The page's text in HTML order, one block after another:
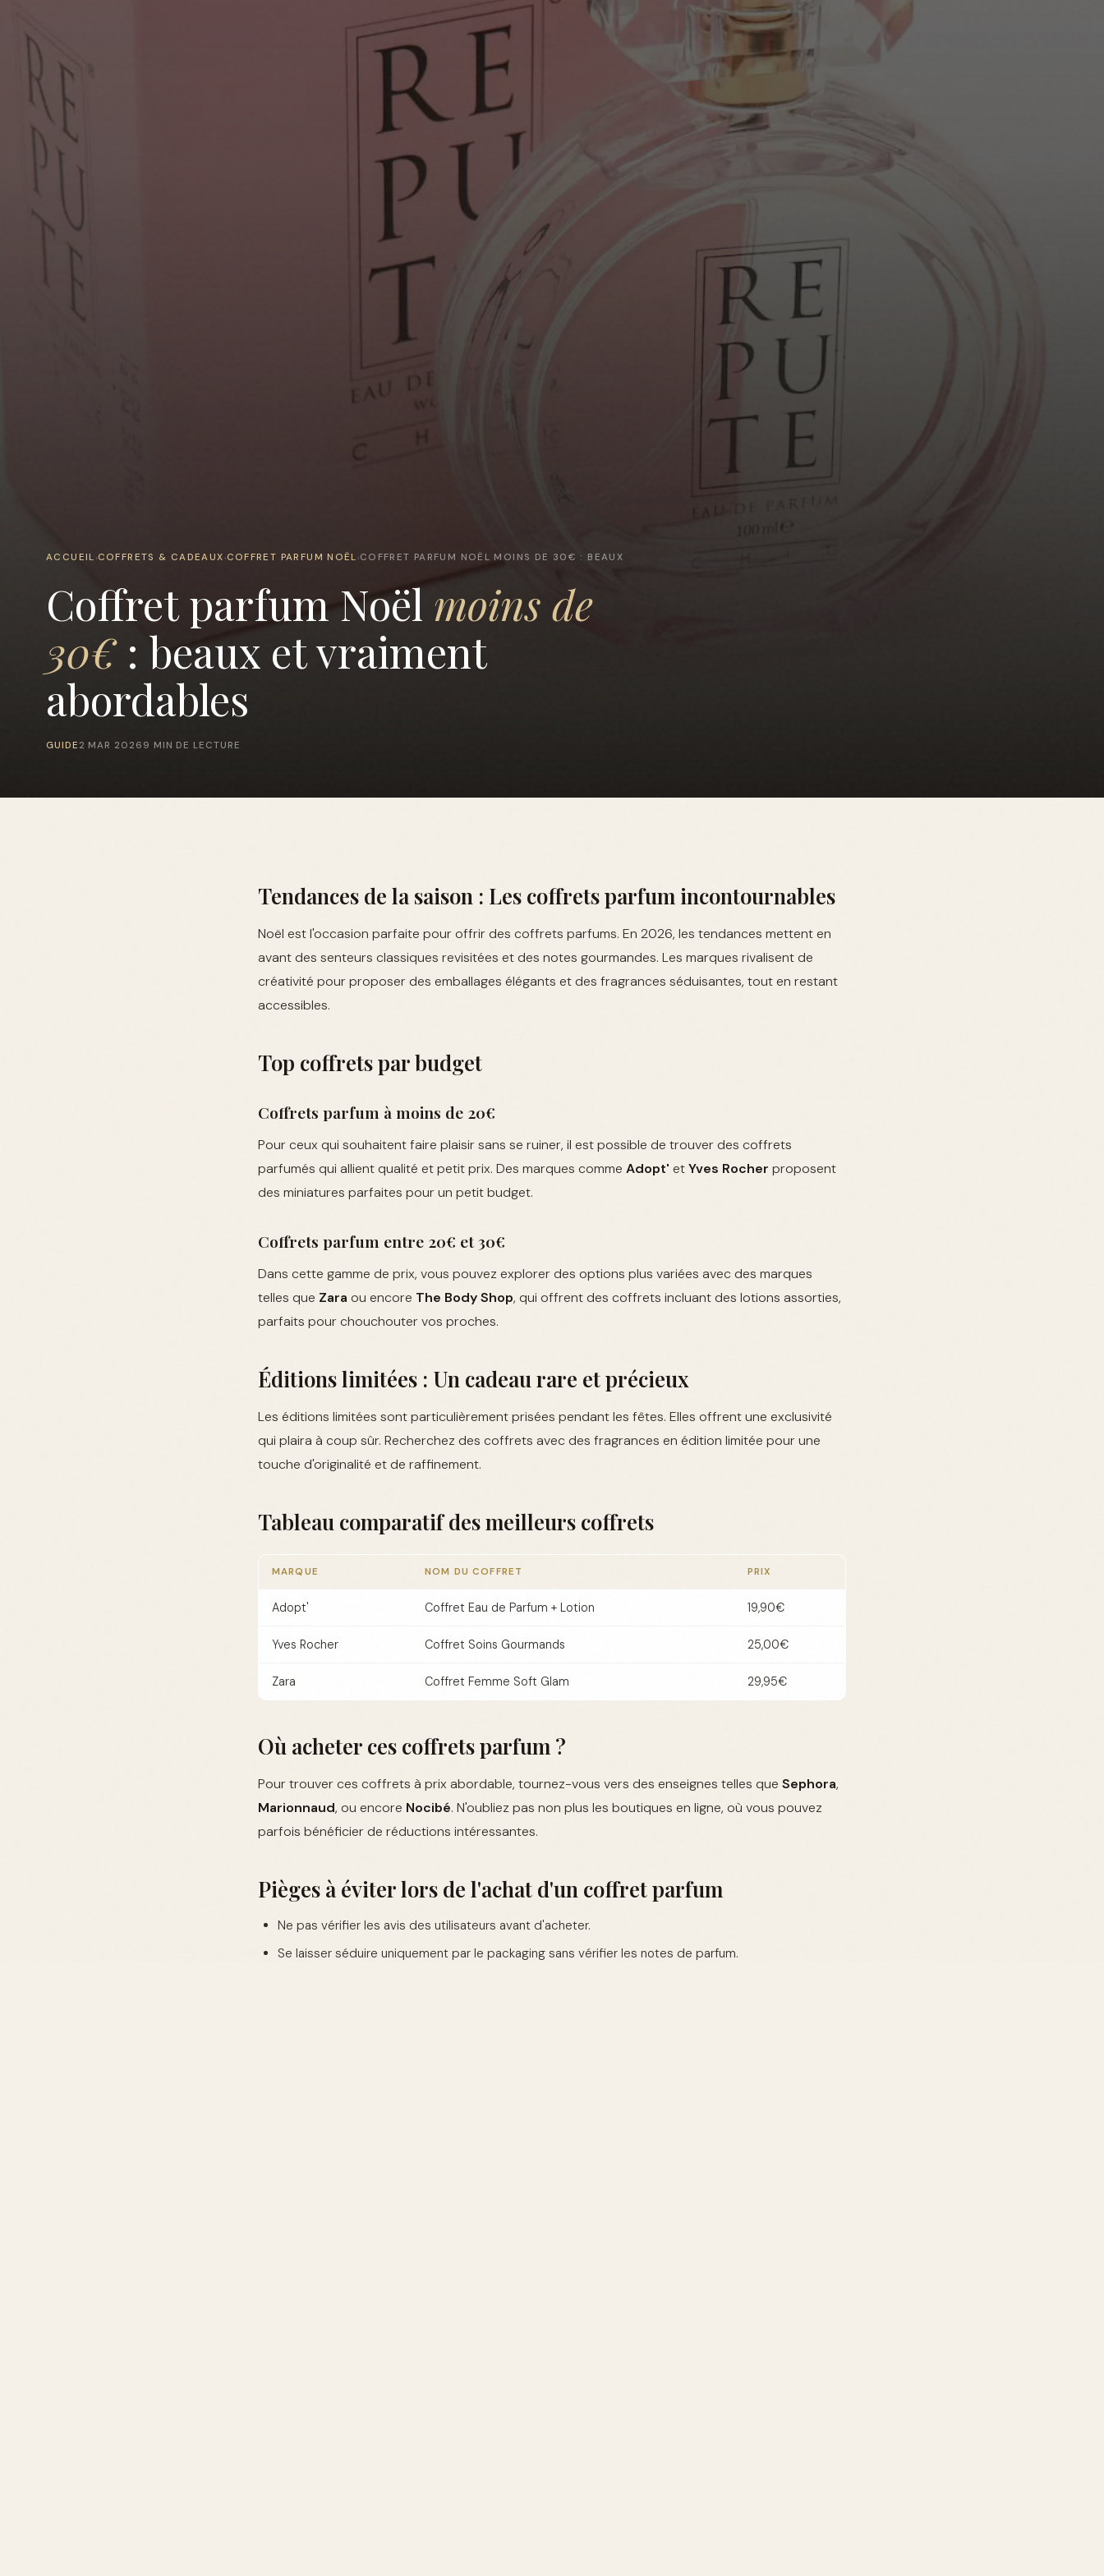
ACCUEIL ›COFFRETS & CADEAUX ›COFFRET PARFUM NOËL ›COFFRET PARFUM NOËL MOINS DE 30€ : BEAUX
Coffret parfum Noël moins de
30€: beaux et vraiment
abordables
GUIDE 2 MAR 2026 9 MIN DE LECTURE
Tendances de la saison : Les coffrets parfum incontournables
Noël est l'occasion parfaite pour offrir des coffrets parfums. En 2026, les tendances mettent en
avant des senteurs classiques revisitées et des notes gourmandes. Les marques rivalisent de
créativité pour proposer des emballages élégants et des fragrances séduisantes, tout en restant
accessibles.
Top coffrets par budget
Coffrets parfum à moins de 20€
Pour ceux qui souhaitent faire plaisir sans se ruiner, il est possible de trouver des coffrets
parfumés qui allient qualité et petit prix. Des marques comme Adopt' etYves Rocher proposent
des miniatures parfaites pour un petit budget.
Coffrets parfum entre 20€ et 30€
Dans cette gamme de prix, vous pouvez explorer des options plus variées avec des marques
telles que Zara ou encore The Body Shop, qui offrent des coffrets incluant des lotions assorties,
parfaits pour chouchouter vos proches.
Éditions limitées : Un cadeau rare et précieux
Les éditions limitées sont particulièrement prisées pendant les fêtes. Elles offrent une exclusivité
qui plaira à coup sûr. Recherchez des coffrets avec des fragrances en édition limitée pour une
touche d'originalité et de raffinement.
Tableau comparatif des meilleurs coffrets
MARQUE NOM DU COFFRET PRIX
Adopt' Coffret Eau de Parfum + Lotion 19,90€
Yves Rocher Coffret Soins Gourmands 25,00€
Zara Coffret Femme Soft Glam 29,95€
Où acheter ces coffrets parfum ?
Pour trouver ces coffrets à prix abordable, tournez-vous vers des enseignes telles que Sephora,
Marionnaud, ou encore Nocibé. N'oubliez pas non plus les boutiques en ligne, où vous pouvez
parfois bénéficier de réductions intéressantes.
Pièges à éviter lors de l'achat d'un coffret parfum
Ne pas vérifier les avis des utilisateurs avant d'acheter.
Se laisser séduire uniquement par le packaging sans vérifier les notes de parfum.